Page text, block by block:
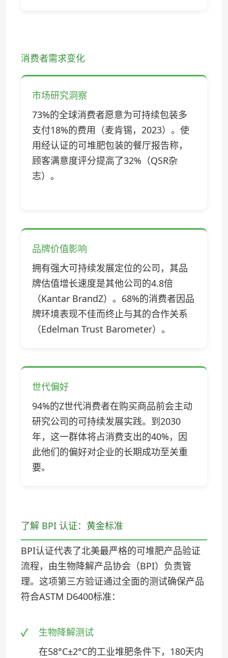
消费者需求变化
市场研究洞察
73%的全球消费者愿意为可持续包装多
支付18%的费用（麦肯锡，2023）。使
用经认证的可堆肥包装的餐厅报告称，
顾客满意度评分提高了32%（QSR杂
志）。
品牌价值影响
拥有强大可持续发展定位的公司，其品
牌估值增长速度是其他公司的4.8倍
（Kantar BrandZ）。68%的消费者因品
牌环境表现不佳而终止与其的合作关系
（Edelman Trust Barometer）。
世代偏好
94%的Z世代消费者在购买商品前会主动
研究公司的可持续发展实践。到2030
年，这一群体将占消费支出的40%，因
此他们的偏好对企业的长期成功至关重
要。
了解 BPI 认证：黄金标准
BPI认证代表了北美最严格的可堆肥产品验证
流程，由生物降解产品协会（BPI）负责管
理。这项第三方验证通过全面的测试确保产品
符合ASTM D6400标准：
生物降解测试
在58°C±2°C的工业堆肥条件下，180天内